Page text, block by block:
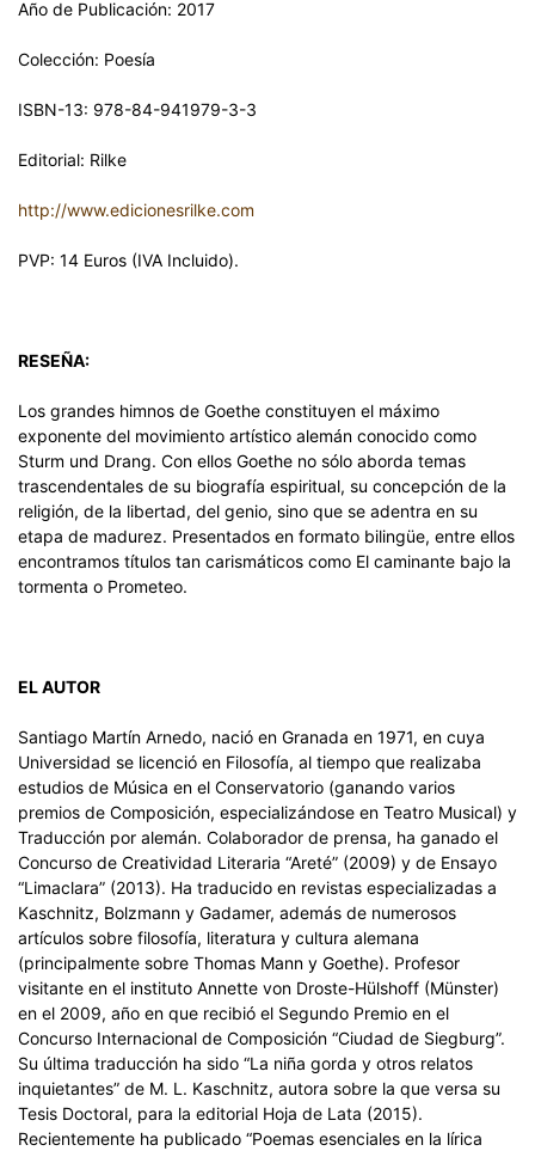
Año de Publicación: 2017
Colección: Poesía
ISBN-13: 978-84-941979-3-3
Editorial: Rilke
http://www.edicionesrilke.com
PVP: 14 Euros (IVA Incluido).
RESEÑA:
Los grandes himnos de Goethe constituyen el máximo
exponente del movimiento artístico alemán conocido como
Sturm und Drang. Con ellos Goethe no sólo aborda temas
trascendentales de su biografía espiritual, su concepción de la
religión, de la libertad, del genio, sino que se adentra en su
etapa de madurez. Presentados en formato bilingüe, entre ellos
encontramos títulos tan carismáticos como El caminante bajo la
tormenta o Prometeo.
EL AUTOR
Santiago Martín Arnedo, nació en Granada en 1971, en cuya
Universidad se licenció en Filosofía, al tiempo que realizaba
estudios de Música en el Conservatorio (ganando varios
premios de Composición, especializándose en Teatro Musical) y
Traducción por alemán. Colaborador de prensa, ha ganado el
Concurso de Creatividad Literaria “Areté” (2009) y de Ensayo
“Limaclara” (2013). Ha traducido en revistas especializadas a
Kaschnitz, Bolzmann y Gadamer, además de numerosos
artículos sobre filosofía, literatura y cultura alemana
(principalmente sobre Thomas Mann y Goethe). Profesor
visitante en el instituto Annette von Droste-Hülshoff (Münster)
en el 2009, año en que recibió el Segundo Premio en el
Concurso Internacional de Composición “Ciudad de Siegburg”.
Su última traducción ha sido “La niña gorda y otros relatos
inquietantes” de M. L. Kaschnitz, autora sobre la que versa su
Tesis Doctoral, para la editorial Hoja de Lata (2015).
Recientemente ha publicado “Poemas esenciales en la lírica